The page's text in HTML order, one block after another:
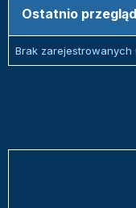
Ostatnio
Brak